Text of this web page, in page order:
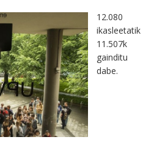
12.080
ikasleetatik
11.507k
gainditu
dabe.